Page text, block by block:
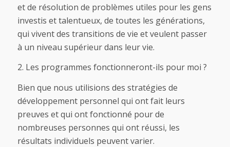
et de résolution de problèmes utiles pour les gens
investis et talentueux, de toutes les générations,
qui vivent des transitions de vie et veulent passer
à un niveau supérieur dans leur vie.
2. Les programmes fonctionneront-ils pour moi ?
Bien que nous utilisions des stratégies de
développement personnel qui ont fait leurs
preuves et qui ont fonctionné pour de
nombreuses personnes qui ont réussi, les
résultats individuels peuvent varier.